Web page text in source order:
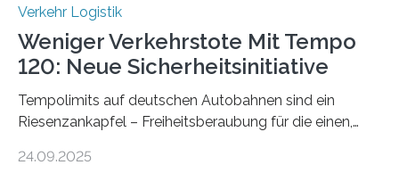
Verkehr Logistik
Weniger Verkehrstote Mit Tempo
120: Neue Sicherheitsinitiative
Tempolimits auf deutschen Autobahnen sind ein
Riesenzankapfel – Freiheitsberaubung für die einen,
Nach rund 50 Jahren hat eine Wissenschaftlerin der
24.09.2025